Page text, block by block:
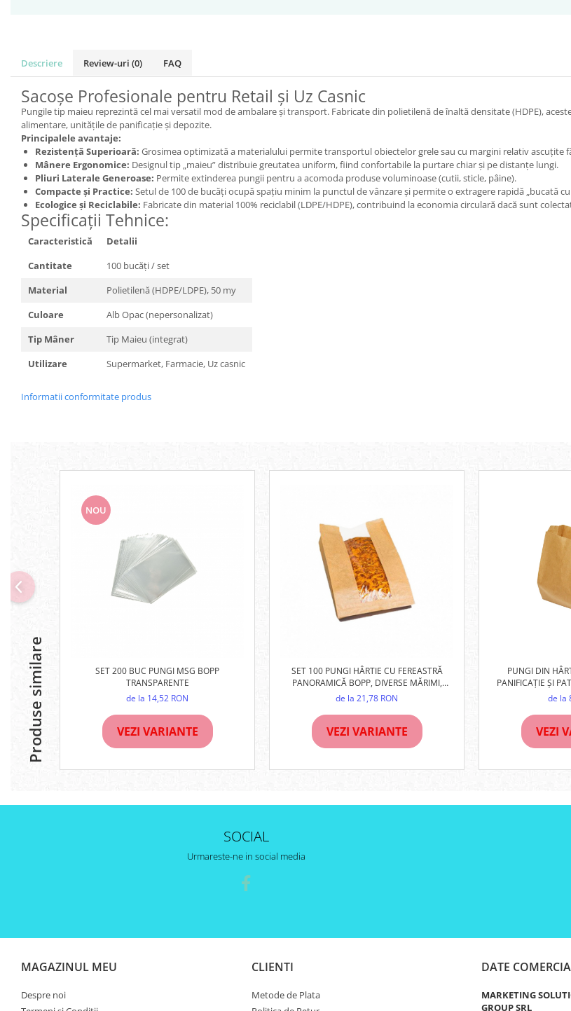
Descriere Review-uri (0) FAQ
Sacoșe Profesionale pentru Retail și Uz Casnic
Pungile tip maieu reprezintă cel mai versatil mod de ambalare și transport. Fabricate din polietilenă de înaltă densitate (HDPE),
alimentare, unitățile de panificație și depozite.
Principalele avantaje:
Rezistență Superioară: Grosimea optimizată a materialului permite transportul obiectelor grele sau cu margini relativ ascuțite
Mânere Ergonomice: Designul tip „maieu” distribuie greutatea uniform, fiind confortabile la purtare chiar și pe distanțe lungi.
Pliuri Laterale Generoase: Permite extinderea pungii pentru a acomoda produse voluminoase (cutii, sticle, pâine).
Compacte și Practice: Setul de 100 de bucăți ocupă spațiu minim la punctul de vânzare și permite o extragere rapidă „bucată
Ecologice și Reciclabile: Fabricate din material 100% reciclabil (LDPE/HDPE), contribuind la economia circulară dacă sunt
Specificații Tehnice:
Caracteristică
Detalii
Cantitate
100 bucăți / set
Material
Polietilenă (HDPE/LDPE), 50 my
Culoare
Alb Opac (nepersonalizat)
Tip Mâner
Tip Maieu (integrat)
Utilizare
Supermarket, Farmacie, Uz casnic
Informatii conformitate produs
Produse similare
NOU
SET 200 BUC PUNGI MSG BOPP
TRANSPARENTE
de la 14,52 RON
VEZI VARIANTE
SET 100 PUNGI HÂRTIE CU FEREASTRĂ
PANORAMICĂ BOPP, DIVERSE MĂRIMI,
PANIFICAȚIE ȘI PATISERIE
de la 21,78 RON
VEZI VARIANTE
PUNGI DIN
PANIFICAȚIE ȘI
de la
VEZI
SOCIAL
Urmareste-ne in social media
MAGAZINUL MEU
Despre noi
CLIENTI
Metode de Plata
DATE
MARKETING
GROUP SRL